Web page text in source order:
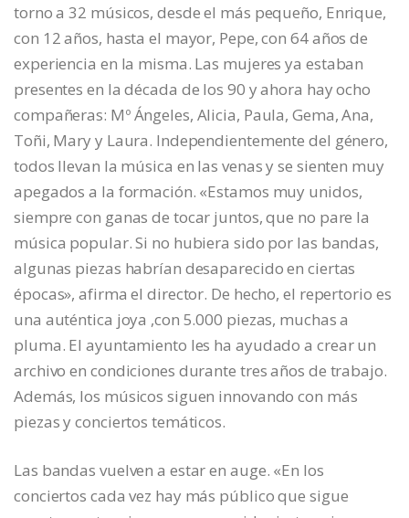
torno a 32 músicos, desde el más pequeño, Enrique,
con 12 años, hasta el mayor, Pepe, con 64 años de
experiencia en la misma. Las mujeres ya estaban
presentes en la década de los 90 y ahora hay ocho
compañeras: Mº Ángeles, Alicia, Paula, Gema, Ana,
Toñi, Mary y Laura. Independientemente del género,
todos llevan la música en las venas y se sienten muy
apegados a la formación. «Estamos muy unidos,
siempre con ganas de tocar juntos, que no pare la
música popular. Si no hubiera sido por las bandas,
algunas piezas habrían desaparecido en ciertas
épocas», afirma el director. De hecho, el repertorio es
una auténtica joya ,con 5.000 piezas, muchas a
pluma. El ayuntamiento les ha ayudado a crear un
archivo en condiciones durante tres años de trabajo.
Además, los músicos siguen innovando con más
piezas y conciertos temáticos.
Las bandas vuelven a estar en auge. «En los
conciertos cada vez hay más público que sigue